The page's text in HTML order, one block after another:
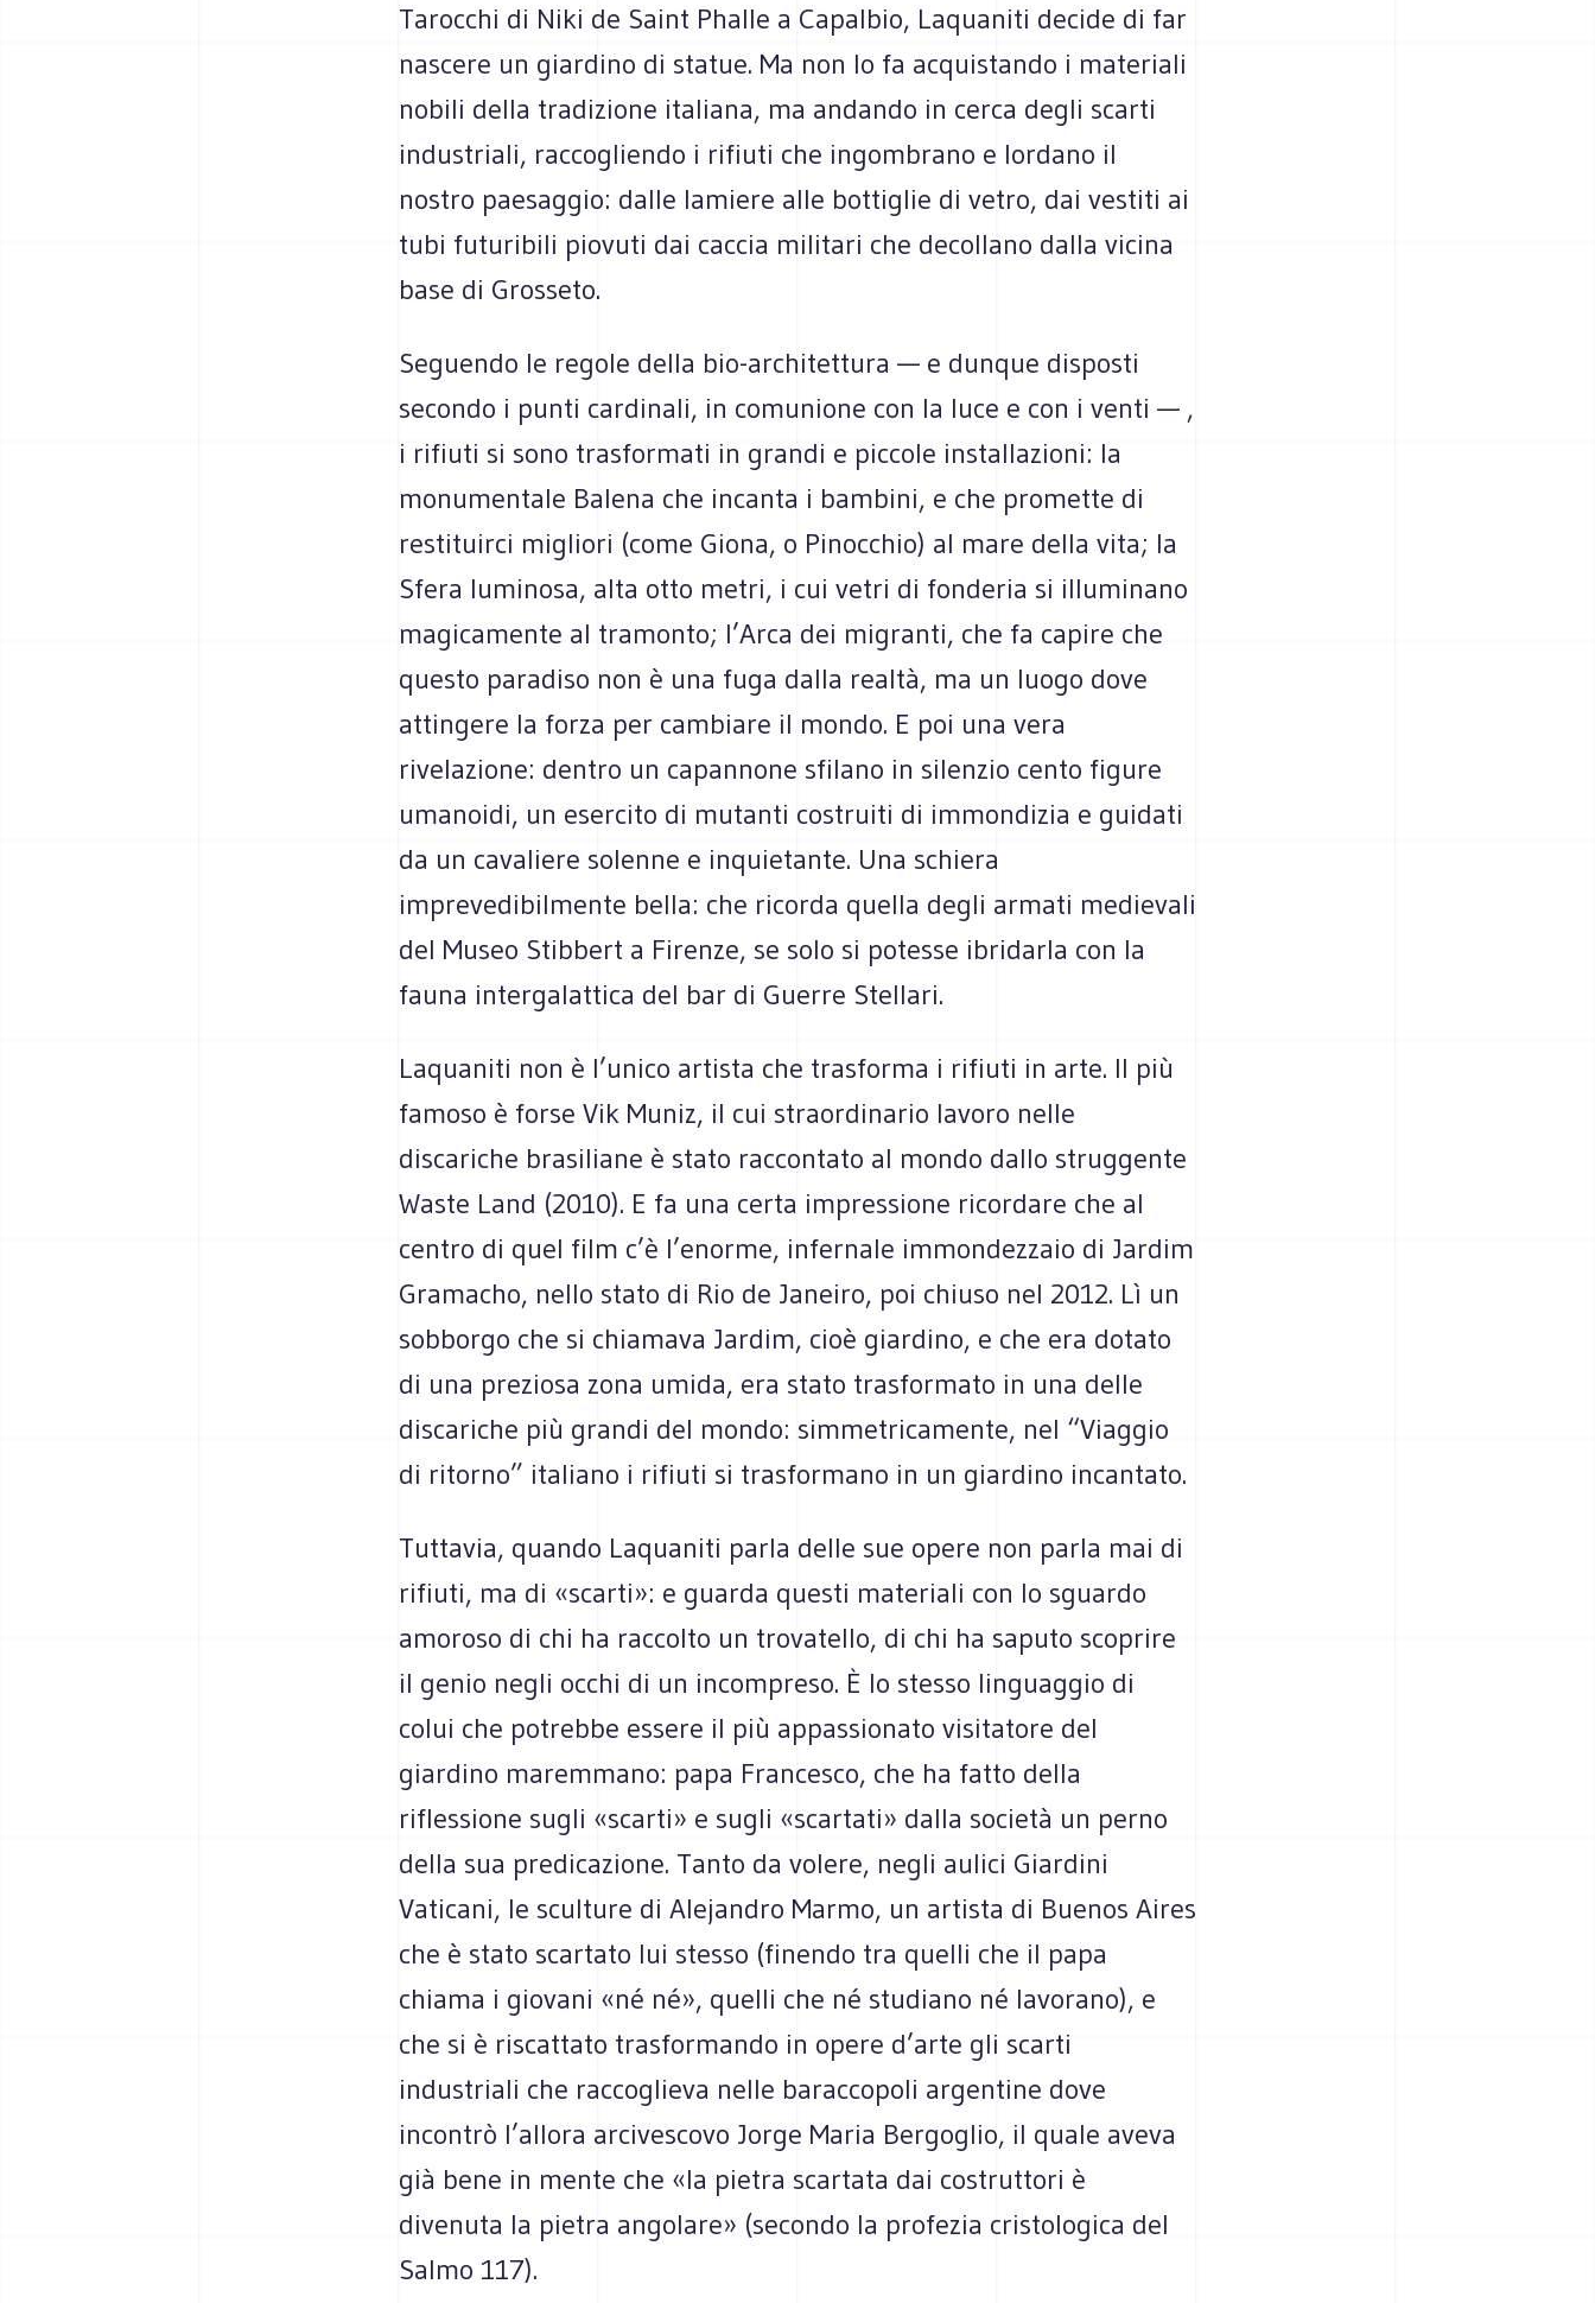
Tarocchi di Niki de Saint Phalle a Capalbio, Laquaniti decide di far
nascere un giardino di statue. Ma non lo fa acquistando i materiali
nobili della tradizione italiana, ma andando in cerca degli scarti
industriali, raccogliendo i rifiuti che ingombrano e lordano il
nostro paesaggio: dalle lamiere alle bottiglie di vetro, dai vestiti ai
tubi futuribili piovuti dai caccia militari che decollano dalla vicina
base di Grosseto.
Seguendo le regole della bio-architettura — e dunque disposti
secondo i punti cardinali, in comunione con la luce e con i venti — ,
i rifiuti si sono trasformati in grandi e piccole installazioni: la
monumentale Balena che incanta i bambini, e che promette di
restituirci migliori (come Giona, o Pinocchio) al mare della vita; la
Sfera luminosa, alta otto metri, i cui vetri di fonderia si illuminano
magicamente al tramonto; l’Arca dei migranti, che fa capire che
questo paradiso non è una fuga dalla realtà, ma un luogo dove
attingere la forza per cambiare il mondo. E poi una vera
rivelazione: dentro un capannone sfilano in silenzio cento figure
umanoidi, un esercito di mutanti costruiti di immondizia e guidati
da un cavaliere solenne e inquietante. Una schiera
imprevedibilmente bella: che ricorda quella degli armati medievali
del Museo Stibbert a Firenze, se solo si potesse ibridarla con la
fauna intergalattica del bar di Guerre Stellari.
Laquaniti non è l’unico artista che trasforma i rifiuti in arte. Il più
famoso è forse Vik Muniz, il cui straordinario lavoro nelle
discariche brasiliane è stato raccontato al mondo dallo struggente
Waste Land (2010). E fa una certa impressione ricordare che al
centro di quel film c’è l’enorme, infernale immondezzaio di Jardim
Gramacho, nello stato di Rio de Janeiro, poi chiuso nel 2012. Lì un
sobborgo che si chiamava Jardim, cioè giardino, e che era dotato
di una preziosa zona umida, era stato trasformato in una delle
discariche più grandi del mondo: simmetricamente, nel “Viaggio
di ritorno” italiano i rifiuti si trasformano in un giardino incantato.
Tuttavia, quando Laquaniti parla delle sue opere non parla mai di
rifiuti, ma di «scarti»: e guarda questi materiali con lo sguardo
amoroso di chi ha raccolto un trovatello, di chi ha saputo scoprire
il genio negli occhi di un incompreso. È lo stesso linguaggio di
colui che potrebbe essere il più appassionato visitatore del
giardino maremmano: papa Francesco, che ha fatto della
riflessione sugli «scarti» e sugli «scartati» dalla società un perno
della sua predicazione. Tanto da volere, negli aulici Giardini
Vaticani, le sculture di Alejandro Marmo, un artista di Buenos Aires
che è stato scartato lui stesso (finendo tra quelli che il papa
chiama i giovani «né né», quelli che né studiano né lavorano), e
che si è riscattato trasformando in opere d’arte gli scarti
industriali che raccoglieva nelle baraccopoli argentine dove
incontrò l’allora arcivescovo Jorge Maria Bergoglio, il quale aveva
già bene in mente che «la pietra scartata dai costruttori è
divenuta la pietra angolare» (secondo la profezia cristologica del
Salmo 117).